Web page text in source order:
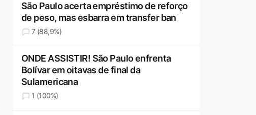
São Paulo acerta empréstimo de reforço
de peso, mas esbarra em transfer ban
7 (88,9%)
ONDE ASSISTIR! São Paulo enfrenta
Bolívar em oitavas de final da
Sulamericana
1 (100%)